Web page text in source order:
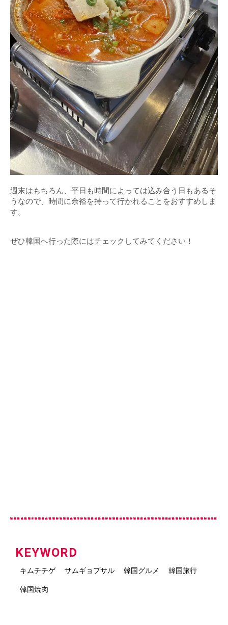
週末はもちろん、平日も時間によっては込み合う日もあるそ
うなので、時間に余裕を持って行かれることをおすすめしま
す。
ぜひ韓国へ行った際にはチェックしてみてください！
KEYWORD
キムチチゲ サムギョプサル 韓国グルメ 韓国旅行
韓国焼肉